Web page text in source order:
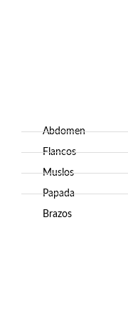
Abdomen
Flancos
Muslos
Papada
Brazos